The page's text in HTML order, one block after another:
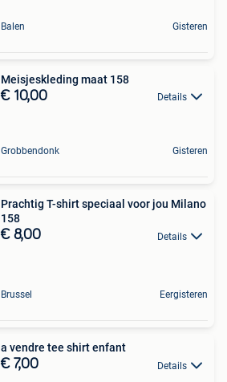
Balen Gisteren
Meisjeskleding maat 158
€ 10,00 Details
Grobbendonk Gisteren
Prachtig T-shirt speciaal voor jou Milano
158
€ 8,00 Details
Brussel Eergisteren
a vendre tee shirt enfant
€ 7,00 Details